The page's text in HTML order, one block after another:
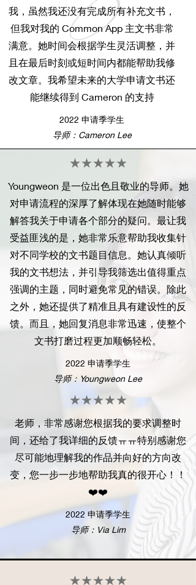
我，虽然我还没有完成所有补充文书，
但我对我的 Common App 主文书非常
满意。她时间会根据学生灵活调整，并
且在最后时刻或短时间内都能帮助我修
改文章。我希望未来的大学申请文书还
能继续得到 Cameron 的支持
2022 申请季学生
导师：Cameron Lee
★★★★★
Youngweon 是一位出色且敬业的导师。她
对申请流程的深厚了解体现在她随时能够
解答我关于申请各个部分的疑问。最让我
受益匪浅的是，她非常乐意帮助我收集针
对不同学校的文书题目信息。她认真倾听
我的文书想法，并引导我筛选出值得重点
强调的主题，同时避免常见的错误。除此
之外，她还提供了精准且具有建设性的反
馈。而且，她回复消息非常迅速，使整个
文书打磨过程更加顺畅轻松。
2022 申请季学生
导师：Youngweon Lee
★★★★★
老师，非常感谢您根据我的要求调整时
间，还给了我详细的反馈ㅠㅠ特别感谢您
尽可能地理解我的作品并向好的方向改
变，您一步一步地帮助我真的很开心！！
❤️❤️
2022 申请季学生
导师：Via Lim
★★★★★